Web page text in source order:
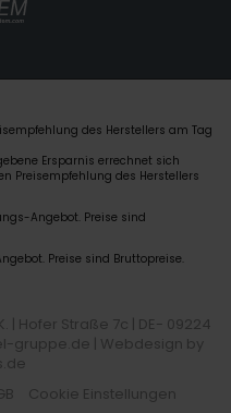
des Herstellers am Tag
Ersparnis errechnet sich
Preisempfehlung des Herstellers
Angebot. Preise sind
Preise sind Bruttopreise.
| Hofer Straße 7c | DE- 09224
gruppe.de | Webdesign by
Cookie Einstellungen